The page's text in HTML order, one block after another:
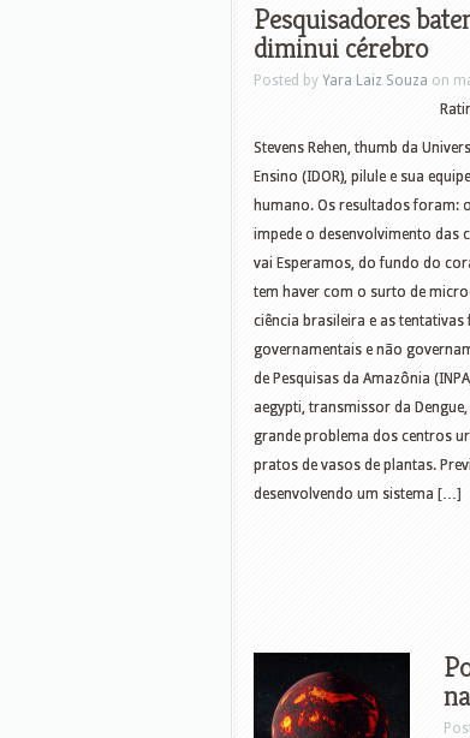
Pesquisadores
diminui cérebro
Posted by Yara Laiz Souza on
Stevens Rehen, thumb da
Ensino (IDOR), pilule e sua
humano. Os resultados foram:
impede o desenvolvimento das
vai Esperamos, do fundo do
tem haver com o surto de
ciência brasileira e as
governamentais e não
de Pesquisas da Amazônia
aegypti, transmissor da
grande problema dos centros
pratos de vasos de plantas.
desenvolvendo um sistema […]